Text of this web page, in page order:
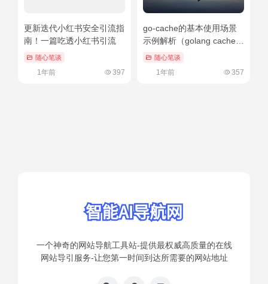
更新迭代小红书安全引流指
南！一篇吃透小红书引流
随心笔谈
1年前 397
go-cache的基本使用场景
示例解析（golang cache模
块）快来看
随心笔谈
1年前 357
一个神奇的网站导航工具站-提供最权威高质量的在线
网站导引服务-让您第一时间到达所需要的网站地址